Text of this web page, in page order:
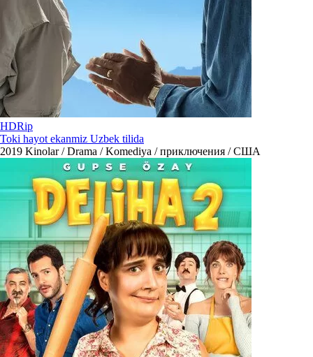
HDRip
Toki hayot ekanmiz Uzbek tilida
2019 Kinolar / Drama / Komediya / приключения / США